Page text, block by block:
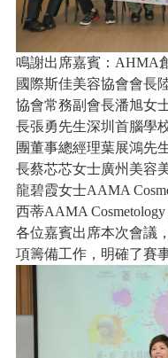
鳴謝出席嘉賓：AHMA
國際斯佳美容協會會長
協會常務副會長潘旭女
長張勇先生深圳首腦學
團董事總經理葉展鴻先
長蔡芯芯女士廣州美容
龍碧霞女士AAMA
西蒂AAMA
各位嘉賓出席本次會議
項籌備工作，明確了賽